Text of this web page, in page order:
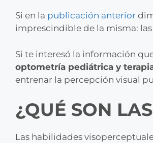
Si en la publicación anterior
imprescindible de la misma: las
Si te interesó la información
optometría pediátrica y
entrenar la percepción visual
¿QUÉ SON
Las habilidades